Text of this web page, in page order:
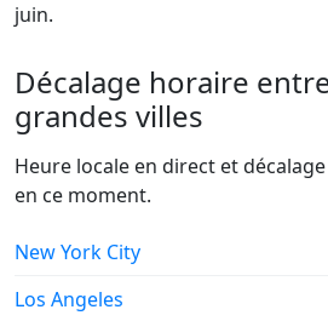
juin.
Décalage horaire
grandes villes
Heure locale en direct et
en ce moment.
New York City
Los Angeles